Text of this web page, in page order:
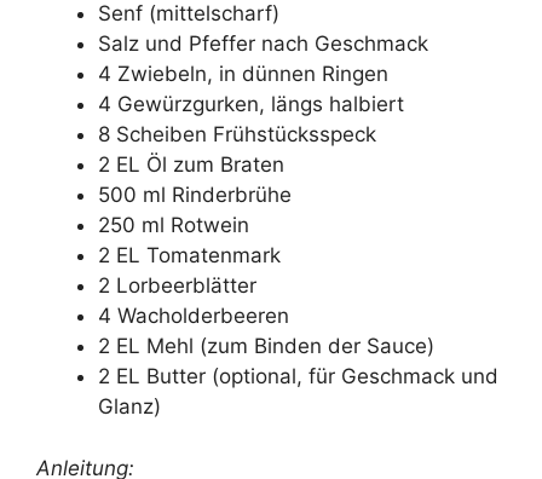
Senf (mittelscharf)
Salz und Pfeffer nach Geschmack
4 Zwiebeln, in dünnen Ringen
4 Gewürzgurken, längs halbiert
8 Scheiben Frühstücksspeck
2 EL Öl zum Braten
500 ml Rinderbrühe
250 ml Rotwein
2 EL Tomatenmark
2 Lorbeerblätter
4 Wacholderbeeren
2 EL Mehl (zum Binden der Sauce)
2 EL Butter (optional, für Geschmack und
Glanz)
Anleitung: